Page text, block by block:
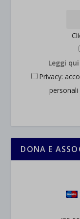
Leggi
Privacy:
personali
DONA E